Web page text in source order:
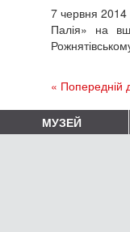
7 червня
Палія» на
« Попередній
МУЗЕЙ